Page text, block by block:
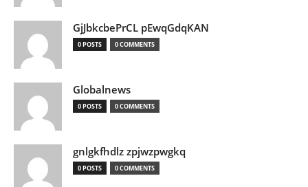
GjJbkcbePrCL pEwqGdqKAN
0 POSTS 0 COMMENTS
Globalnews
0 POSTS 0 COMMENTS
gnlgkfhdlz zpjwzpwgkq
0 POSTS 0 COMMENTS